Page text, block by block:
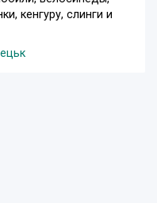
кенгуру, слинги и